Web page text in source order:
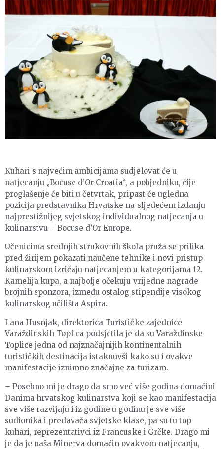
Kuhari s najvećim ambicijama sudjelovat će u
natjecanju „Bocuse d’Or Croatia“, a pobjedniku, čije
proglašenje će biti u četvrtak, pripast će ugledna
pozicija predstavnika Hrvatske na sljedećem izdanju
najprestižnijeg svjetskog individualnog natjecanja u
kulinarstvu – Bocuse d’Or Europe.
Učenicima srednjih strukovnih škola pruža se prilika
pred žirijem pokazati naučene tehnike i novi pristup
kulinarskom izričaju natjecanjem u kategorijama 12.
Kamelija kupa, a najbolje očekuju vrijedne nagrade
brojnih sponzora, između ostalog stipendije visokog
kulinarskog učilišta Aspira.
Lana Husnjak, direktorica Turističke zajednice
Varaždinskih Toplica podsjetila je da su Varaždinske
Toplice jedna od najznačajnijih kontinentalnih
turističkih destinacija istaknuvši kako su i ovakve
manifestacije iznimno značajne za turizam.
– Posebno mi je drago da smo već više godina domaćini
Danima hrvatskog kulinarstva koji se kao manifestacija
sve više razvijaju i iz godine u godinu je sve više
sudionika i predavača svjetske klase, pa su tu top
kuhari, reprezentativci iz Francuske i Grčke. Drago mi
je da je naša Minerva domaćin ovakvom natjecanju,